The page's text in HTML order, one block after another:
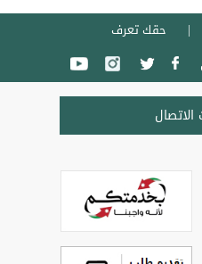
حقك تعرف